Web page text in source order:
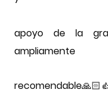
apoyo de la
ampliamente